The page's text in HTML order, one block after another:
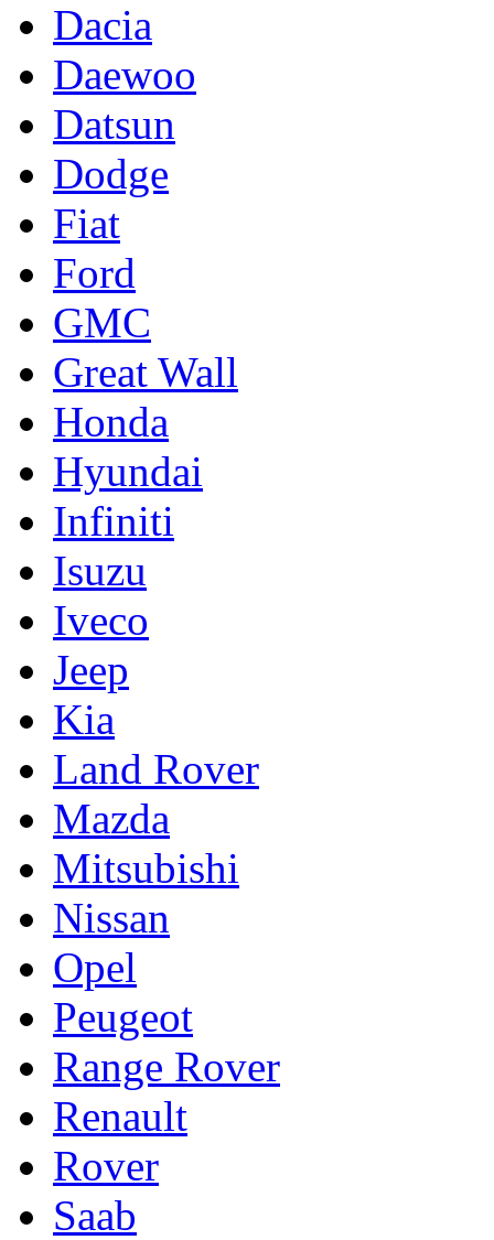
Dacia
Daewoo
Datsun
Dodge
Fiat
Ford
GMC
Great Wall
Honda
Hyundai
Infiniti
Isuzu
Iveco
Jeep
Kia
Land Rover
Mazda
Mitsubishi
Nissan
Opel
Peugeot
Range Rover
Renault
Rover
Saab